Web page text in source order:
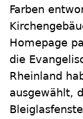
Farben
Homepage
die
Rheinland
ausgewählt,